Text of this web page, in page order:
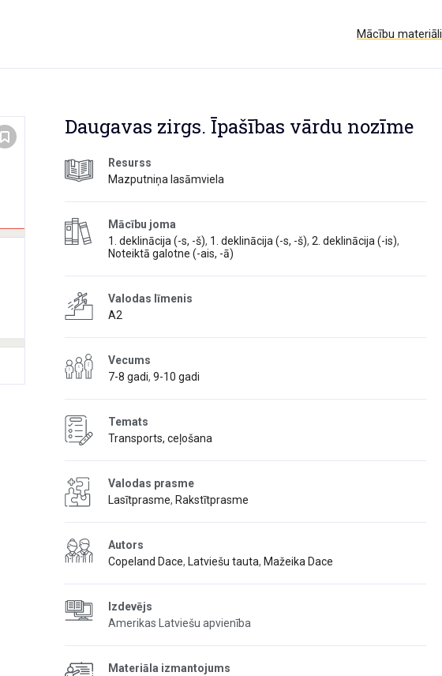
Mācību materiāli
Daugavas zirgs. Īpašības vārdu nozīme
Resurss
Mazputniņa lasāmviela
Mācību joma
1. deklinācija (-s, -š), 1. deklinācija (-s, -š), 2. deklinācija (-is),
Noteiktā galotne (-ais, -ā)
Valodas līmenis
A2
Vecums
7-8 gadi, 9-10 gadi
Temats
Transports, ceļošana
Valodas prasme
Lasītprasme, Rakstītprasme
Autors
Copeland Dace, Latviešu tauta, Mažeika Dace
Izdevējs
Amerikas Latviešu apvienība
Materiāla izmantojums